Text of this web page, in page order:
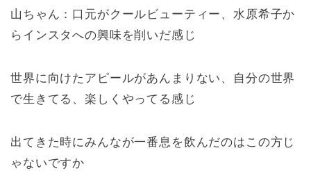
山ちゃん：口元がクールビューティー、水原希子か
らインスタへの興味を削いだ感じ
世界に向けたアピールがあんまりない、自分の世界
で生きてる、楽しくやってる感じ
出てきた時にみんなが一番息を飲んだのはこの方じ
ゃないですか